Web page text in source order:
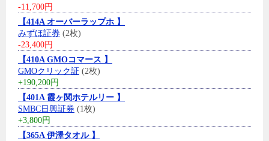
-11,700円
【414A オーバーラップホ 】
みずほ証券 (2枚)
-23,400円
【410A GMOコマース 】
GMOクリック証 (2枚)
+190,200円
【401A 霞ヶ関ホテルリー 】
SMBC日興証券 (1枚)
+3,800円
【365A 伊澤タオル 】